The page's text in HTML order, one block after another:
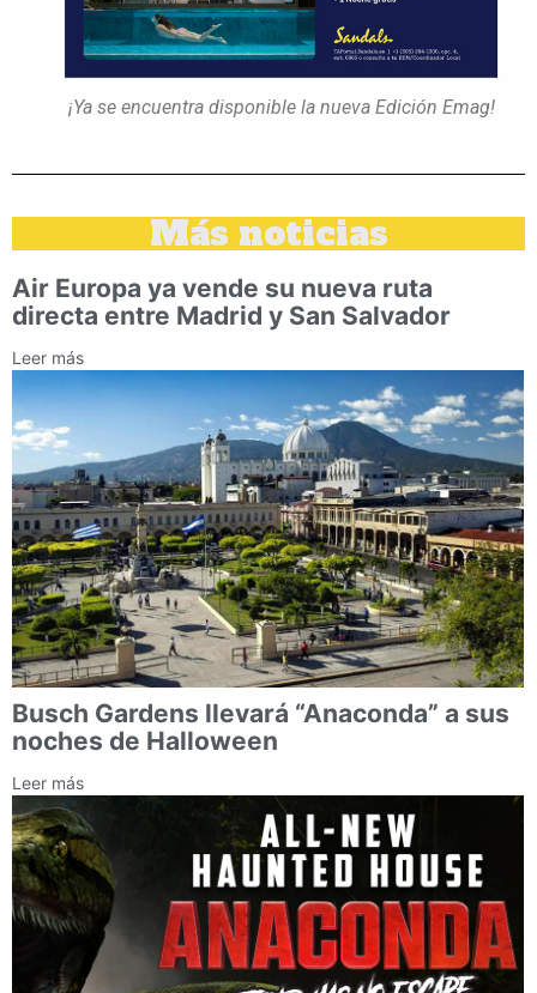
¡Ya se encuentra disponible la nueva Edición Emag!
Más noticias
Air Europa ya vende su nueva ruta
directa entre Madrid y San Salvador
Leer más
Busch Gardens llevará “Anaconda” a sus
noches de Halloween
Leer más